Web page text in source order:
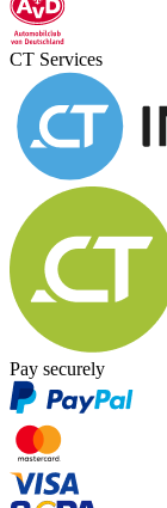
CT Services
Pay securely